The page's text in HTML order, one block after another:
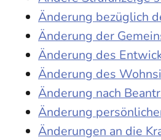
Änderung bezüglich
Änderung der
Änderung des
Änderung des
Änderung nach
Änderung
Änderungen an die